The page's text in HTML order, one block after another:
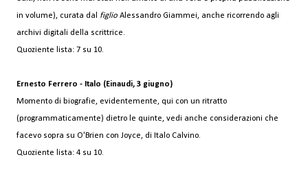
in volume), curata dal figlio Alessandro Giammei, anche ricorrendo agli
archivi digitali della scrittrice.
Quoziente lista: 7 su 10.
Ernesto Ferrero - Italo (Einaudi, 3 giugno)
Momento di biografie, evidentemente, qui con un ritratto
(programmaticamente) dietro le quinte, vedi anche considerazioni che
facevo sopra su O'Brien con Joyce, di Italo Calvino.
Quoziente lista: 4 su 10.